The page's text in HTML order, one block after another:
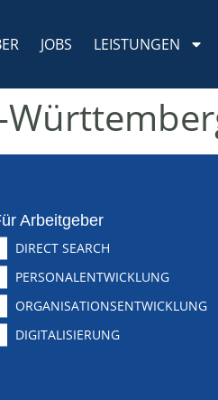
JOBS LEISTUNGEN
Arbeitgeber
DIRECT SEARCH
PERSONALENTWICKLUNG
ORGANISATIONSENTWICKLUNG
DIGITALISIERUNG